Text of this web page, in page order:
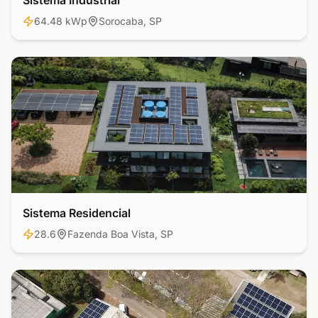
64.48 kWp Sorocaba, SP
Residencial
Sistema Residencial
28.6 Fazenda Boa Vista, SP